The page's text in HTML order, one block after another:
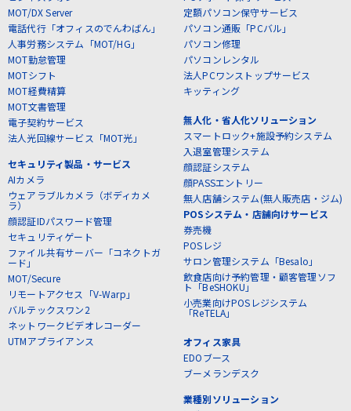
MOT/DX Server
電話代行「オフィスのでんわばん」
人事労務システム「MOT/HG」
MOT勤怠管理
MOTシフト
MOT経費精算
MOT文書管理
電子契約サービス
法人光回線サービス「MOT光」
セキュリティ製品・サービス
AIカメラ
ウェアラブルカメラ（ボディカメ
ラ）
顔認証IDパスワード管理
セキュリティゲート
ファイル共有サーバー「コネクトガ
ード」
MOT/Secure
リモートアクセス「V-Warp」
バルテックスワン2
ネットワークビデオレコーダー
UTMアプライアンス
定額パソコン保守サービス
パソコン通販「PCバル」
パソコン修理
パソコンレンタル
法人PCワンストップサービス
キッティング
無人化・省人化ソリューション
スマートロック+施設予約システム
入退室管理システム
顔認証システム
顔PASSエントリー
無人店舗システム(無人販売店・ジム)
POSシステム・店舗向けサービス
券売機
POSレジ
サロン管理システム「Besalo」
飲食店向け予約管理・顧客管理ソフ
ト「BeSHOKU」
小売業向けPOSレジシステム
「ReTELA」
オフィス家具
EDOブース
ブーメランデスク
業種別ソリューション